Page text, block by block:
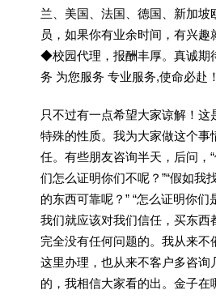
兰、美国、法国、德国、新加坡
员，如果你有业余时间，有兴趣
◆校园代理，报酬丰厚。真诚期
务 为您服务 专业服务,使命必赴！
只不过有一点希望大家谅解！这
特殊的性质。我为大家做这个事
任。有些朋友咨询半天，后问，
们怎么证明你们不呢？”“假如我
的东西可靠呢？” “怎么证明你们
我们就应该对我们信任，买东西
完全没有任何问题的。我从来不
这里办理，也从来不客户多咨询
的，我相信大家看的出。金子在